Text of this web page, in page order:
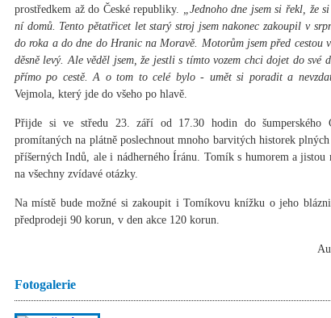
prostředkem až do České republiky. „Jednoho dne jsem si řekl, že
ní domů. Tento pětatřicet let starý stroj jsem nakonec zakoupil v
do roka a do dne do Hranic na Moravě. Motorům jsem před cestou
děsně levý. Ale věděl jsem, že jestli s tímto vozem chci dojet do své
přímo po cestě. A o tom to celé bylo - umět si poradit a
Vejmola, který jde do všeho po hlavě.
Přijde si ve středu 23. září od 17.30 hodin do
promítaných na plátně poslechnout mnoho barvitých historek
příšerných Indů, ale i nádherného Íránu. Tomík s humorem a
na všechny zvídavé otázky.
Na místě bude možné si zakoupit i Tomíkovu knížku o jeho
předprodeji 90 korun, v den akce 120 korun.
Fotogalerie